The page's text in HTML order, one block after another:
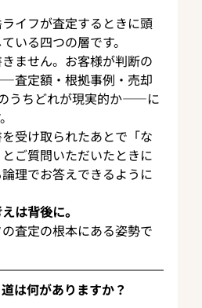
イフが査定するときに頭
いる四つの層です。
ません。お客様が判断の
査定額・根拠事例・売却
うちどれが現実的か——に
受け取られたあとで「な
ご質問いただいたときに
理でお答えできるように
は背後に。
査定の根本にある姿勢で
は何がありますか？